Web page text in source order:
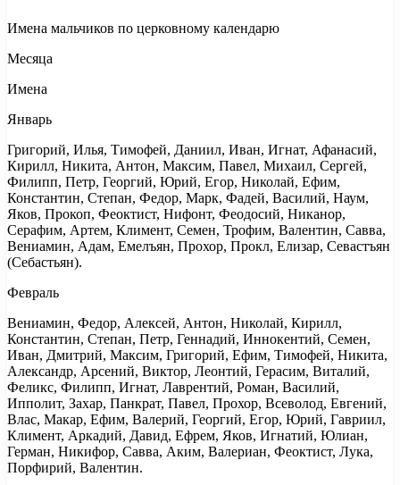
Имена мальчиков по церковному календарю
Месяца
Имена
Январь
Григорий, Илья, Тимофей, Даниил, Иван, Игнат, Афанасий,
Кирилл, Никита, Антон, Максим, Павел, Михаил, Сергей,
Филипп, Петр, Георгий, Юрий, Егор, Николай, Ефим,
Константин, Степан, Федор, Марк, Фадей, Василий, Наум,
Яков, Прокоп, Феоктист, Нифонт, Феодосий, Никанор,
Серафим, Артем, Климент, Семен, Трофим, Валентин, Савва,
Вениамин, Адам, Емелъян, Прохор, Прокл, Елизар, Севастъян
(Себастьян).
Февраль
Вениамин, Федор, Алексей, Антон, Николай, Кирилл,
Константин, Степан, Петр, Геннадий, Иннокентий, Семен,
Иван, Дмитрий, Максим, Григорий, Ефим, Тимофей, Никита,
Александр, Арсений, Виктор, Леонтий, Герасим, Виталий,
Феликс, Филипп, Игнат, Лаврентий, Роман, Василий,
Ипполит, Захар, Панкрат, Павел, Прохор, Всеволод, Евгений,
Влас, Макар, Ефим, Валерий, Георгий, Егор, Юрий, Гавриил,
Климент, Аркадий, Давид, Ефрем, Яков, Игнатий, Юлиан,
Герман, Никифор, Савва, Аким, Валериан, Феоктист, Лука,
Порфирий, Валентин.